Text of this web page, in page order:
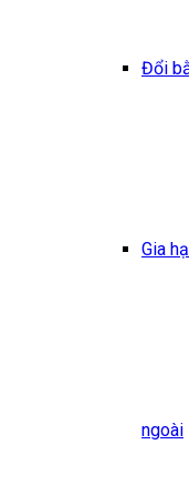
Đổi
Gia
ngoài